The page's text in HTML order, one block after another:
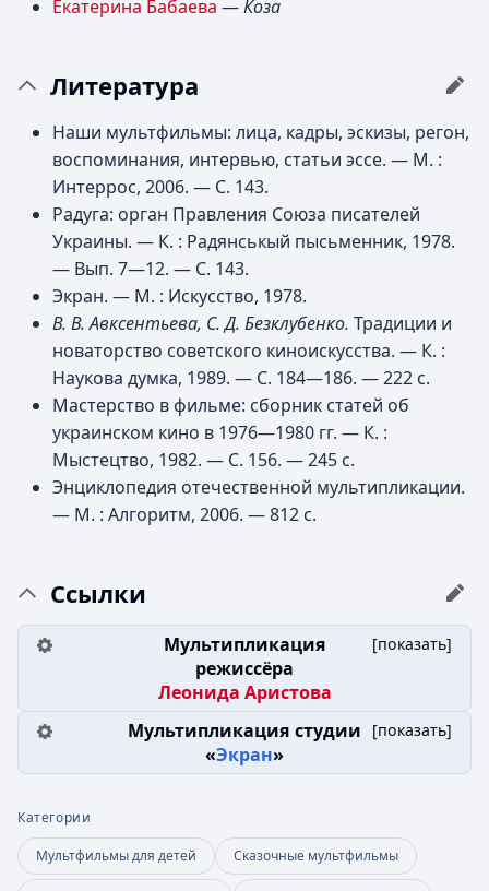
Екатерина Бабаева —Коза
Литература
Наши мультфильмы: лица, кадры, эскизы, регон,
воспоминания, интервью, статьи эссе. — М. :
Интеррос, 2006. — С. 143.
Радуга: орган Правления Союза писателей
Украины. — К. : Радянськый пысьменник, 1978.
— Вып. 7—12. — С. 143.
Экран. — М. : Искусство, 1978.
В. В. Авксентьева, С. Д. Безклубенко. Традиции и
новаторство советского киноискусства. — К. :
Наукова думка, 1989. — С. 184—186. — 222 с.
Мастерство в фильме: сборник статей об
украинском кино в 1976—1980 гг. — К. :
Мыстецтво, 1982. — С. 156. — 245 с.
Энциклопедия отечественной мультипликации.
— М. : Алгоритм, 2006. — 812 с.
Ссылки
[показать]
Мультипликация
режиссёра
Леонида Аристова
[показать]
Мультипликация студии
«Экран»
Категории
Мультфильмы для детей Сказочные мультфильмы